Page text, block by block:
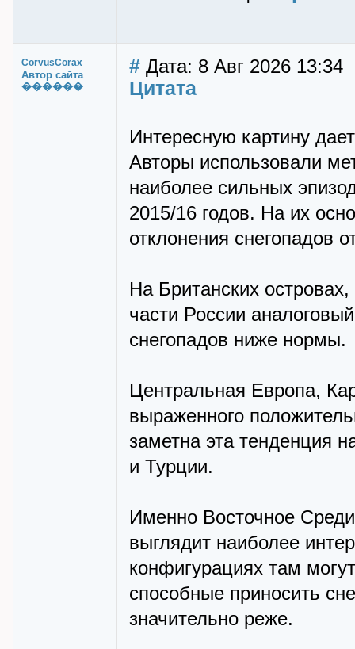
CorvusCorax
Автор сайта
������
# Дата: 8 Авг 2026 13:34
Цитата
Интересную картину
Авторы использовали
наиболее сильных
2015/16 годов. На их
отклонения снегопадов
На Британских
части России
снегопадов ниже нормы.
Центральная Европа,
выраженного
заметна эта тенденция
и Турции.
Именно Восточное
выглядит наиболее
конфигурациях там
способные приносить
значительно реже.